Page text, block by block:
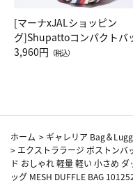
[マーナxJALショッピン
グ]Shupattoコンパクトバ
Drop JAL客室乗務員（LC）
3,960円 （税込）
ホーム > ギャレリア Bag＆
> エクストララージ ボストンバ
ド おしゃれ 軽量 軽い 小さめ
ッグ MESH DUFFLE BAG